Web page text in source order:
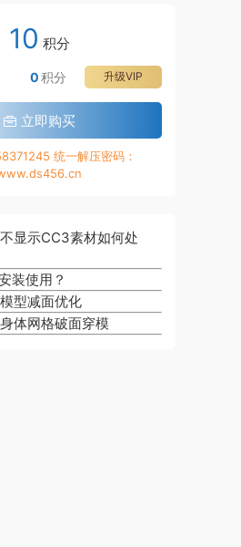
10 积分
升级VIP
0积分
立即购买
统一解压密码：
显示CC3素材如何处
装使用？
型减面优化
体网格破面穿模